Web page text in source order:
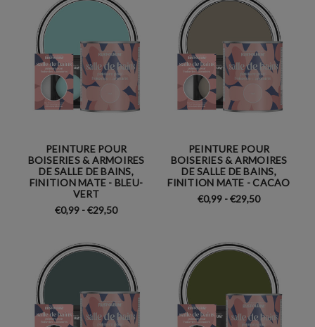
PEINTURE POUR
BOISERIES & ARMOIRES
DE SALLE DE BAINS,
FINITION MATE - BLEU-
VERT
€0,99 - €29,50
PEINTURE POUR
BOISERIES & ARMOIRES
DE SALLE DE BAINS,
FINITION MATE - CACAO
€0,99 - €29,50